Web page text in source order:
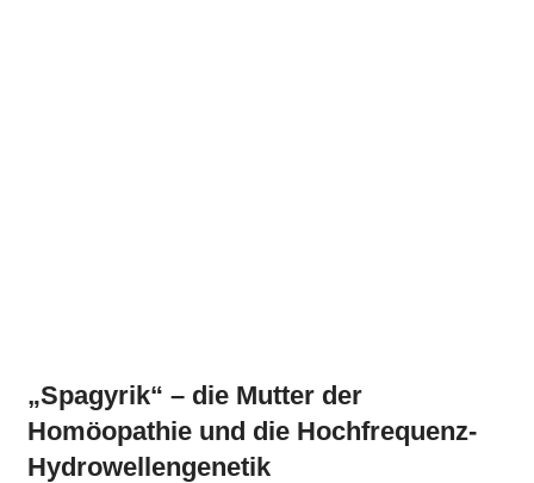
„Spagyrik“ – die Mutter der
Homöopathie und die Hochfrequenz-
Hydrowellengenetik